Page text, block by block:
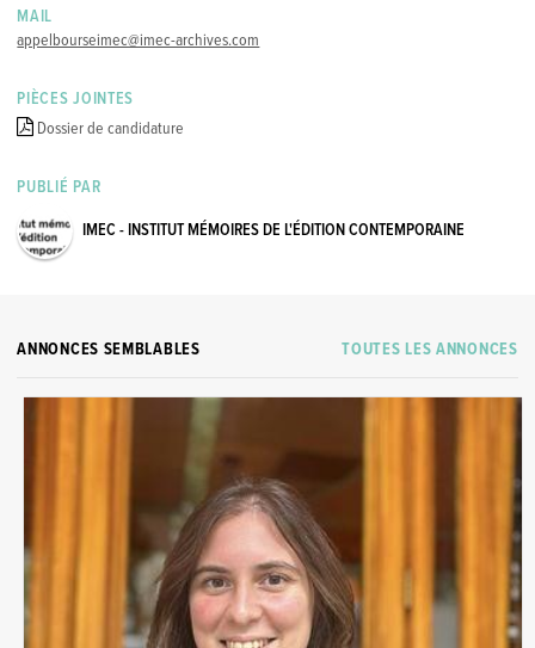
MAIL
appelbourseimec@imec-archives.com
PIÈCES JOINTES
Dossier de candidature
PUBLIÉ PAR
IMEC - INSTITUT MÉMOIRES DE L'ÉDITION CONTEMPORAINE
TOUTES LES ANNONCES
ANNONCES SEMBLABLES